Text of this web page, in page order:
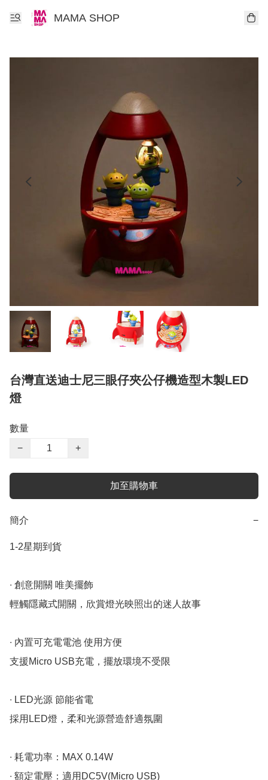
MAMA SHOP
台灣直送迪士尼三眼仔夾公仔機造型木製LED
燈
數量
−
+
加至購物車
簡介 −
1-2星期到貨
∙ 創意開關 唯美擺飾
輕觸隱藏式開關，欣賞燈光映照出的迷人故事
∙ 內置可充電電池 使用方便
支援Micro USB充電，擺放環境不受限
∙ LED光源 節能省電
採用LED燈，柔和光源營造舒適氛圍
∙ 耗電功率：MAX 0.14W
∙ 額定電壓：適用DC5V(Micro USB)